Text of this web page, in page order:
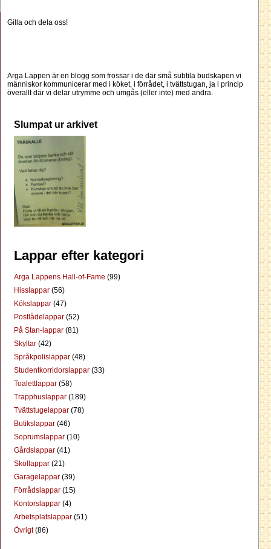
Gilla och dela oss!
Arga Lappen är en blogg som frossar i de där små subtila budskapen vi
människor kommunicerar med i köket, i förrådet, i tvättstugan, ja i princip
överallt där vi delar utrymme och umgås (eller inte) med andra.
Slumpat ur arkivet
Lappar efter kategori
Arga Lappens Hall-of-Fame (99)
Hisslappar (56)
Kökslappar (47)
Postlådelappar (52)
På Stan-lappar (81)
Skyltar (42)
Språkpolislappar (48)
Studentkorridorslappar (33)
Toalettlappar (58)
Trapphuslappar (189)
Tvättstugelappar (78)
Butikslappar (46)
Soprumslappar (10)
Gårdslappar (41)
Skollappar (21)
Garagelappar (39)
Förrådslappar (15)
Kontorslappar (4)
Arbetsplatslappar (51)
Övrigt(86)